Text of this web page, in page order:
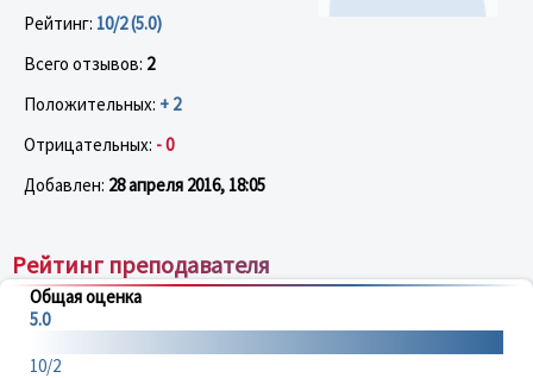
Рейтинг: 10/2 (5.0)
Всего отзывов: 2
Положительных: + 2
Отрицательных: - 0
Добавлен: 28 апреля 2016, 18:05
Рейтинг преподавателя
Общая оценка
5.0
10/2